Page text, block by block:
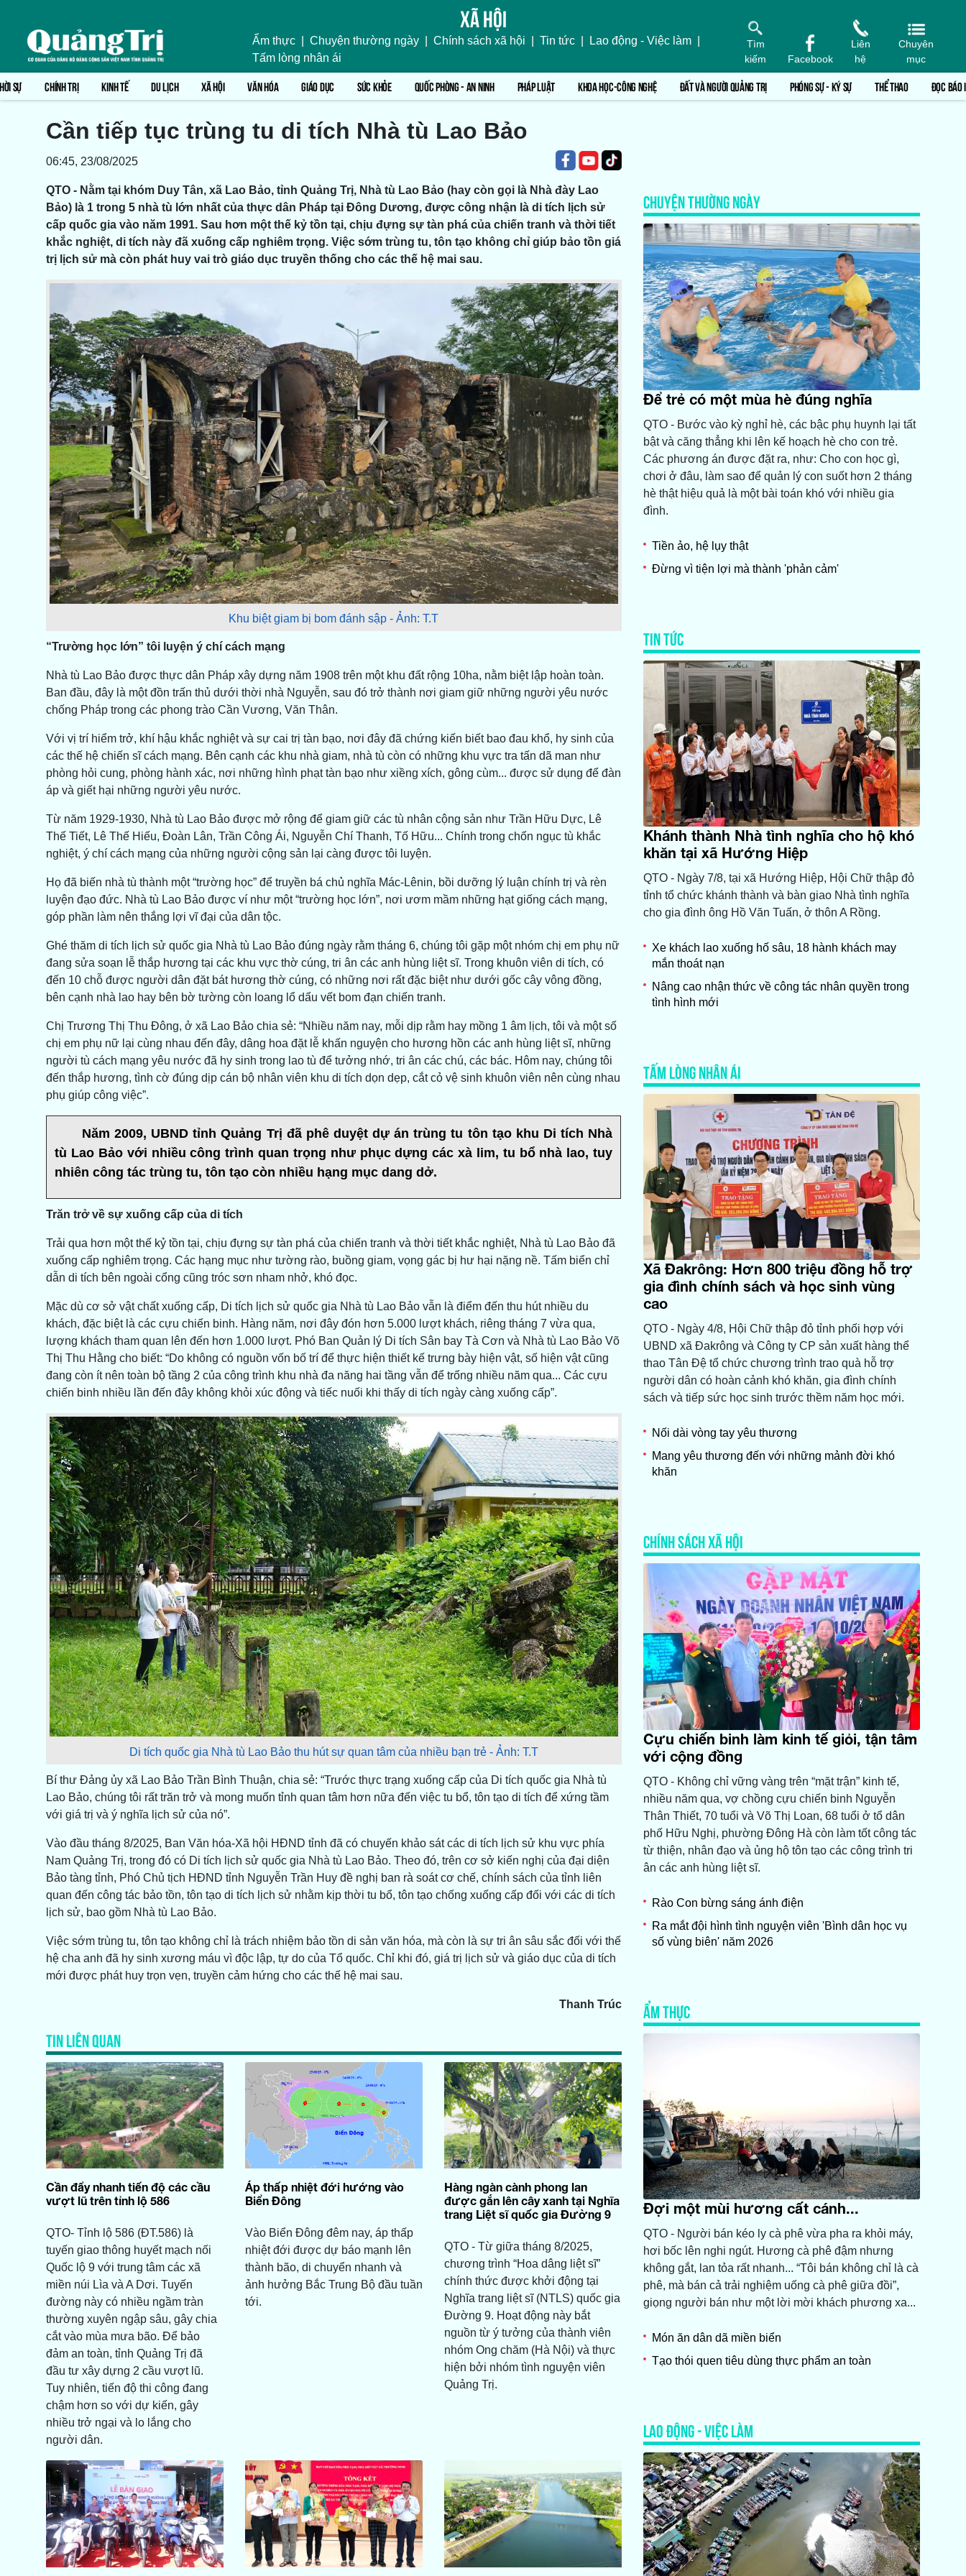
Xã hội
Ẩm thực Chuyện thường ngày Chính sách xã hội Tin tức Lao động - Việc làm
Tấm lòng nhân ái
Tìm
kiếm
Facebook
Liên
hệ
Chuyên
mục
SỰ CHÍNH TRỊ KINH TẾ DU LỊCH XÃ HỘI VĂN HÓA GIÁO DỤC SỨC KHỎE QUỐC PHÒNG - AN NINH PHÁP LUẬT KHOA HỌC-CÔNG NGHỆ ĐẤT VÀ NGƯỜI QUẢNG TRỊ PHÓNG SỰ - KÝ SỰ THỂ THAO ĐỌC BÁO
Cần tiếp tục trùng tu di tích Nhà tù Lao Bảo
06:45, 23/08/2025
QTO - Nằm tại khóm Duy Tân, xã Lao Bảo, tỉnh Quảng Trị, Nhà tù Lao Bảo (hay còn gọi là Nhà đày Lao
Bảo) là 1 trong 5 nhà tù lớn nhất của thực dân Pháp tại Đông Dương, được công nhận là di tích lịch sử
cấp quốc gia vào năm 1991. Sau hơn một thế kỷ tồn tại, chịu đựng sự tàn phá của chiến tranh và thời tiết
khắc nghiệt, di tích này đã xuống cấp nghiêm trọng. Việc sớm trùng tu, tôn tạo không chỉ giúp bảo tồn giá
trị lịch sử mà còn phát huy vai trò giáo dục truyền thống cho các thế hệ mai sau.
Khu biệt giam bị bom đánh sập - Ảnh: T.T
“Trường học lớn” tôi luyện ý chí cách mạng
Nhà tù Lao Bảo được thực dân Pháp xây dựng năm 1908 trên một khu đất rộng 10ha, nằm biệt lập hoàn toàn.
Ban đầu, đây là một đồn trấn thủ dưới thời nhà Nguyễn, sau đó trở thành nơi giam giữ những người yêu nước
chống Pháp trong các phong trào Cần Vương, Văn Thân.
Với vị trí hiểm trở, khí hậu khắc nghiệt và sự cai trị tàn bạo, nơi đây đã chứng kiến biết bao đau khổ, hy sinh của
các thế hệ chiến sĩ cách mạng. Bên cạnh các khu nhà giam, nhà tù còn có những khu vực tra tấn dã man như
phòng hỏi cung, phòng hành xác, nơi những hình phạt tàn bạo như xiềng xích, gông cùm... được sử dụng để đàn
áp và giết hại những người yêu nước.
Từ năm 1929-1930, Nhà tù Lao Bảo được mở rộng để giam giữ các tù nhân cộng sản như Trần Hữu Dực, Lê
Thế Tiết, Lê Thế Hiếu, Đoàn Lân, Trần Công Ái, Nguyễn Chí Thanh, Tố Hữu... Chính trong chốn ngục tù khắc
nghiệt, ý chí cách mạng của những người cộng sản lại càng được tôi luyện.
Họ đã biến nhà tù thành một “trường học” để truyền bá chủ nghĩa Mác-Lênin, bồi dưỡng lý luận chính trị và rèn
luyện đạo đức. Nhà tù Lao Bảo được ví như một “trường học lớn”, nơi ươm mầm những hạt giống cách mạng,
góp phần làm nên thắng lợi vĩ đại của dân tộc.
Ghé thăm di tích lịch sử quốc gia Nhà tù Lao Bảo đúng ngày rằm tháng 6, chúng tôi gặp một nhóm chị em phụ nữ
đang sửa soạn lễ thắp hương tại các khu vực thờ cúng, tri ân các anh hùng liệt sĩ. Trong khuôn viên di tích, có
đến 10 chỗ được người dân đặt bát hương thờ cúng, có những nơi rất đặc biệt như dưới gốc cây vông đồng,
bên cạnh nhà lao hay bên bờ tường còn loang lổ dấu vết bom đạn chiến tranh.
Chị Trương Thị Thu Đông, ở xã Lao Bảo chia sẻ: “Nhiều năm nay, mỗi dịp rằm hay mồng 1 âm lịch, tôi và một số
chị em phụ nữ lại cùng nhau đến đây, dâng hoa đặt lễ khấn nguyện cho hương hồn các anh hùng liệt sĩ, những
người tù cách mạng yêu nước đã hy sinh trong lao tù để tưởng nhớ, tri ân các chú, các bác. Hôm nay, chúng tôi
đến thắp hương, tình cờ đúng dịp cán bộ nhân viên khu di tích dọn dẹp, cắt cỏ vệ sinh khuôn viên nên cùng nhau
phụ giúp công việc”.
Năm 2009, UBND tỉnh Quảng Trị đã phê duyệt dự án trùng tu tôn tạo khu Di tích Nhà
tù Lao Bảo với nhiều công trình quan trọng như phục dựng các xà lim, tu bổ nhà lao, tuy
nhiên công tác trùng tu, tôn tạo còn nhiều hạng mục dang dở.
Trăn trở về sự xuống cấp của di tích
Trải qua hơn một thế kỷ tồn tại, chịu đựng sự tàn phá của chiến tranh và thời tiết khắc nghiệt, Nhà tù Lao Bảo đã
xuống cấp nghiêm trọng. Các hạng mục như tường rào, buồng giam, vọng gác bị hư hại nặng nề. Tấm biển chỉ
dẫn di tích bên ngoài cổng cũng tróc sơn nham nhở, khó đọc.
Mặc dù cơ sở vật chất xuống cấp, Di tích lịch sử quốc gia Nhà tù Lao Bảo vẫn là điểm đến thu hút nhiều du
khách, đặc biệt là các cựu chiến binh. Hàng năm, nơi đây đón hơn 5.000 lượt khách, riêng tháng 7 vừa qua,
lượng khách tham quan lên đến hơn 1.000 lượt. Phó Ban Quản lý Di tích Sân bay Tà Cơn và Nhà tù Lao Bảo Võ
Thị Thu Hằng cho biết: “Do không có nguồn vốn bố trí để thực hiện thiết kế trưng bày hiện vật, số hiện vật cũng
đang còn ít nên toàn bộ tầng 2 của công trình khu nhà đa năng hai tầng vẫn để trống nhiều năm qua... Các cựu
chiến binh nhiều lần đến đây không khỏi xúc động và tiếc nuối khi thấy di tích ngày càng xuống cấp”.
Di tích quốc gia Nhà tù Lao Bảo thu hút sự quan tâm của nhiều bạn trẻ - Ảnh: T.T
Bí thư Đảng ủy xã Lao Bảo Trần Bình Thuận, chia sẻ: “Trước thực trạng xuống cấp của Di tích quốc gia Nhà tù
Lao Bảo, chúng tôi rất trăn trở và mong muốn tỉnh quan tâm hơn nữa đến việc tu bổ, tôn tạo di tích để xứng tầm
với giá trị và ý nghĩa lịch sử của nó”.
Vào đầu tháng 8/2025, Ban Văn hóa-Xã hội HĐND tỉnh đã có chuyến khảo sát các di tích lịch sử khu vực phía
Nam Quảng Trị, trong đó có Di tích lịch sử quốc gia Nhà tù Lao Bảo. Theo đó, trên cơ sở kiến nghị của đại diện
Bảo tàng tỉnh, Phó Chủ tịch HĐND tỉnh Nguyễn Trần Huy đề nghị ban rà soát cơ chế, chính sách của tỉnh liên
quan đến công tác bảo tồn, tôn tạo di tích lịch sử nhằm kịp thời tu bổ, tôn tạo chống xuống cấp đối với các di tích
lịch sử, bao gồm Nhà tù Lao Bảo.
Việc sớm trùng tu, tôn tạo không chỉ là trách nhiệm bảo tồn di sản văn hóa, mà còn là sự tri ân sâu sắc đối với thế
hệ cha anh đã hy sinh xương máu vì độc lập, tự do của Tổ quốc. Chỉ khi đó, giá trị lịch sử và giáo dục của di tích
mới được phát huy trọn vẹn, truyền cảm hứng cho các thế hệ mai sau.
Thanh Trúc
TIN LIÊN QUAN
Cần đẩy nhanh tiến độ các cầu
vượt lũ trên tỉnh lộ 586
QTO- Tỉnh lộ 586 (ĐT.586) là
tuyến giao thông huyết mạch nối
Quốc lộ 9 với trung tâm các xã
miền núi Lìa và A Dơi. Tuyến
đường này có nhiều ngầm tràn
thường xuyên ngập sâu, gây chia
cắt vào mùa mưa bão. Để bảo
đảm an toàn, tỉnh Quảng Trị đã
đầu tư xây dựng 2 cầu vượt lũ.
Tuy nhiên, tiến độ thi công đang
chậm hơn so với dự kiến, gây
nhiều trở ngại và lo lắng cho
người dân.
Áp thấp nhiệt đới hướng vào
Biển Đông
Vào Biển Đông đêm nay, áp thấp
nhiệt đới được dự báo mạnh lên
thành bão, di chuyển nhanh và
ảnh hưởng Bắc Trung Bộ đầu tuần
tới.
Hàng ngàn cành phong lan
được gắn lên cây xanh tại Nghĩa
trang Liệt sĩ quốc gia Đường 9
QTO - Từ giữa tháng 8/2025,
chương trình “Hoa dâng liệt sĩ”
chính thức được khởi động tại
Nghĩa trang liệt sĩ (NTLS) quốc gia
Đường 9. Hoạt động này bắt
nguồn từ ý tưởng của thành viên
nhóm Ong chăm (Hà Nội) và thực
hiện bởi nhóm tình nguyện viên
Quảng Trị.
CHUYỆN THƯỜNG NGÀY
Để trẻ có một mùa hè đúng nghĩa
QTO - Bước vào kỳ nghỉ hè, các bậc phụ huynh lại tất
bật và căng thẳng khi lên kế hoạch hè cho con trẻ.
Các phương án được đặt ra, như: Cho con học gì,
chơi ở đâu, làm sao để quản lý con suốt hơn 2 tháng
hè thật hiệu quả là một bài toán khó với nhiều gia
đình.
Tiền ảo, hệ lụy thật
Đừng vì tiện lợi mà thành 'phản cảm'
TIN TỨC
Khánh thành Nhà tình nghĩa cho hộ khó
khăn tại xã Hướng Hiệp
QTO - Ngày 7/8, tại xã Hướng Hiệp, Hội Chữ thập đỏ
tỉnh tổ chức khánh thành và bàn giao Nhà tình nghĩa
cho gia đình ông Hồ Văn Tuấn, ở thôn A Rồng.
Xe khách lao xuống hố sâu, 18 hành khách may
mắn thoát nạn
Nâng cao nhận thức về công tác nhân quyền trong
tình hình mới
TẤM LÒNG NHÂN ÁI
Xã Đakrông: Hơn 800 triệu đồng hỗ trợ
gia đình chính sách và học sinh vùng
cao
QTO - Ngày 4/8, Hội Chữ thập đỏ tỉnh phối hợp với
UBND xã Đakrông và Công ty CP sản xuất hàng thể
thao Tân Đệ tổ chức chương trình trao quà hỗ trợ
người dân có hoàn cảnh khó khăn, gia đình chính
sách và tiếp sức học sinh trước thềm năm học mới.
Nối dài vòng tay yêu thương
Mang yêu thương đến với những mảnh đời khó
khăn
CHÍNH SÁCH XÃ HỘI
Cựu chiến binh làm kinh tế giỏi, tận tâm
với cộng đồng
QTO - Không chỉ vững vàng trên “mặt trận” kinh tế,
nhiều năm qua, vợ chồng cựu chiến binh Nguyễn
Thân Thiết, 70 tuổi và Võ Thị Loan, 68 tuổi ở tổ dân
phố Hữu Nghị, phường Đông Hà còn làm tốt công tác
từ thiện, nhân đạo và ủng hộ tôn tạo các công trình tri
ân các anh hùng liệt sĩ.
Rào Con bừng sáng ánh điện
Ra mắt đội hình tình nguyện viên 'Bình dân học vụ
số vùng biên' năm 2026
ẨM THỰC
Đợi một mùi hương cất cánh...
QTO - Người bán kéo ly cà phê vừa pha ra khỏi máy,
hơi bốc lên nghi ngút. Hương cà phê đậm nhưng
không gắt, lan tỏa rất nhanh... “Tôi bán không chỉ là cà
phê, mà bán cả trải nghiệm uống cà phê giữa đồi”,
giọng người bán như một lời mời khách phương xa...
Món ăn dân dã miền biển
Tạo thói quen tiêu dùng thực phẩm an toàn
LAO ĐỘNG - VIỆC LÀM